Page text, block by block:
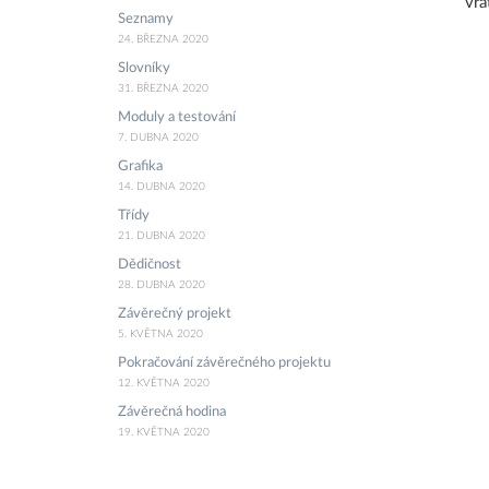
Seznamy
24. BŘEZNA 2020
Slovníky
31. BŘEZNA 2020
Moduly a testování
7. DUBNA 2020
Grafika
14. DUBNA 2020
Třídy
21. DUBNA 2020
Dědičnost
28. DUBNA 2020
Závěrečný projekt
5. KVĚTNA 2020
Pokračování závěrečného projektu
12. KVĚTNA 2020
Závěrečná hodina
19. KVĚTNA 2020